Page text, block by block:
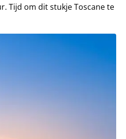
Tijd om dit stukje Toscane te